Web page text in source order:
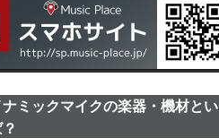
ナミックマイクの楽器・機材とい